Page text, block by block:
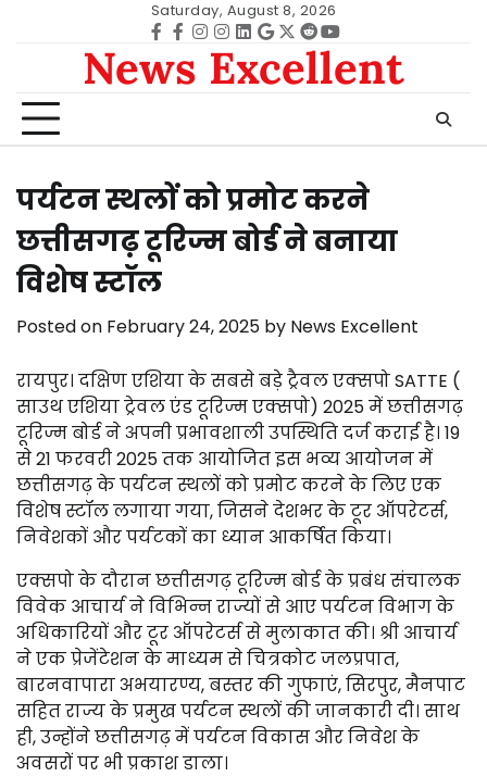
Saturday, August 8, 2026
Facebook
facebook
Instagram
instagram
Linkedin
google
Twitter
redditYoutube
News Excellent
पर्यटन स्थलों को प्रमोट करने
छत्तीसगढ़ टूरिज्म बोर्ड ने बनाया
विशेष स्टॉल
Posted on February 24, 2025 by News Excellent
रायपुर। दक्षिण एशिया के सबसे बड़े ट्रैवल एक्सपो SATTE (
साउथ एशिया ट्रेवल एंड टूरिज्म एक्सपो) 2025 में छत्तीसगढ़
टूरिज्म बोर्ड ने अपनी प्रभावशाली उपस्थिति दर्ज कराई है। 19
से 21 फरवरी 2025 तक आयोजित इस भव्य आयोजन में
छत्तीसगढ़ के पर्यटन स्थलों को प्रमोट करने के लिए एक
विशेष स्टॉल लगाया गया, जिसने देशभर के टूर ऑपरेटर्स,
निवेशकों और पर्यटकों का ध्यान आकर्षित किया।
एक्सपो के दौरान छत्तीसगढ़ टूरिज्म बोर्ड के प्रबंध संचालक
विवेक आचार्य ने विभिन्न राज्यों से आए पर्यटन विभाग के
अधिकारियों और टूर ऑपरेटर्स से मुलाकात की। श्री आचार्य
ने एक प्रेजेंटेशन के माध्यम से चित्रकोट जलप्रपात,
बारनवापारा अभयारण्य, बस्तर की गुफाएं, सिरपुर, मैनपाट
सहित राज्य के प्रमुख पर्यटन स्थलों की जानकारी दी। साथ
ही, उन्होंने छत्तीसगढ़ में पर्यटन विकास और निवेश के
अवसरों पर भी प्रकाश डाला।